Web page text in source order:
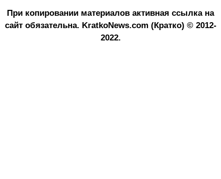
При копировании материалов активная ссылка на
сайт обязательна. KratkoNews.com (Кратко) © 2012-
2022.